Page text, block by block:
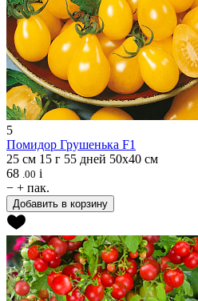
5
Помидор Грушенька F1
25 см 15 г 55 дней 50х40 см
68 .00 i
− + пак.
Добавить в корзину